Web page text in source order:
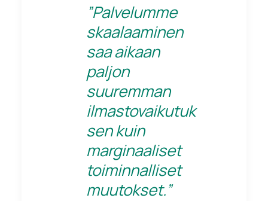
”Palvelumme
skaalaaminen
saa aikaan
paljon
suuremman
ilmastovaikutuk
sen kuin
marginaaliset
toiminnalliset
muutokset.”